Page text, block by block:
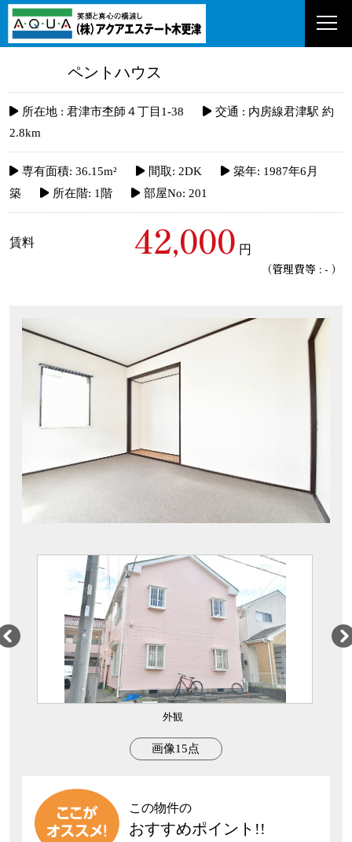
ペントハウス
所在地 : 君津市杢師４丁目1-38 交通 : 内房線君津駅 約
2.8km
専有面積: 36.15m² 間取: 2DK 築年: 1987年6月
築
所在階: 1階 部屋No: 201
賃料 42,000 円
（管理費等 : - ）
外観
画像15点
この物件の
おすすめポイント!!